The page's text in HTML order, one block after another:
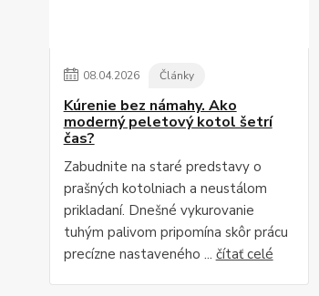
08.04.2026 Články
Kúrenie bez námahy. Ako
moderný peletový kotol šetrí
čas?
Zabudnite na staré predstavy o
prašných kotolniach a neustálom
prikladaní. Dnešné vykurovanie
tuhým palivom pripomína skôr prácu
precízne nastaveného ... čítať celé